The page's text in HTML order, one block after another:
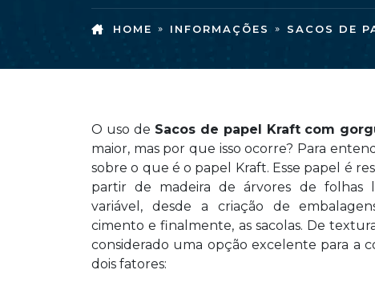
HOME INFORMAÇÕES SACOS DE
O uso de Sacos de papel Kraft com
maior, mas por que isso ocorre? Para
sobre o que é o papel Kraft. Esse papel é
partir de madeira de árvores de folhas
variável, desde a criação de
cimento e finalmente, as sacolas. De
considerado uma opção excelente para a
dois fatores: